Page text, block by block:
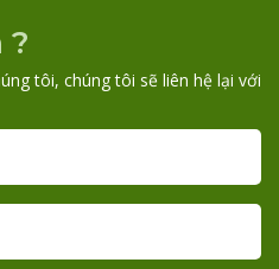
?
tôi, chúng tôi sẽ liên hệ lại với